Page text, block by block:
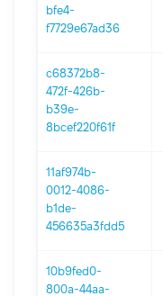
bfe4-
f7729e67ad36
c68372b8-
472f-426b-
b39e-
8bcef220f61f
11af974b-
0012-4086-
b1de-
456635a3fdd5
10b9fed0-
800a-44aa-